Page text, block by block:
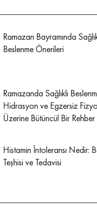
Ramazan Bayramında
Beslenme Önerileri
Ramazanda Sağlıklı
Hidrasyon ve Egzersiz
Üzerine Bütüncül Bir Rehber
Histamin İntoleransı Nedir:
Teşhisi ve Tedavisi